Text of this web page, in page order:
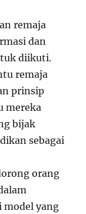
remaja
dan
diikuti.
remaja
prinsip
mereka
bijak
sebagai
orang
model yang